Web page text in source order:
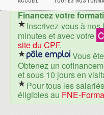
Financez votre
Inscrivez-vous à nos
minutes et avec votre
site du CPF.
Vous
Obtenez un
et sous 10 jours en
Pour tous les
éligibles au FNE-